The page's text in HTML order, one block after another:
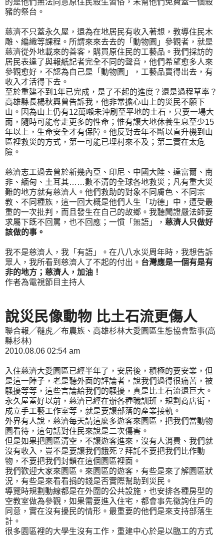
的是他們無法同意原住民殺生習俗，未幫他們免費蓋一個殺
豬的祭台。
慈濟不只蓋永久屋，還為在地居民有收入著想，教導住民木
雕、編織等課程。所謂來來去去的「動物園」參觀者，就是
慈濟從外地載來的善客，購買原住民的工藝品。我們採訪的
居民表達了與報紙記者完全不同的聲音，他們希望愈多人來
參觀愈好，不認為自己是「動物園」，工藝品賣得出去，有
收入才活得下去。
至於重建不到1年已完成，是了不起的進度？還是過程草率？
高雄縣長楊秋興曾告訴我，他非常擔心山上的災民不願下
山。因為山上仍有12萬噸未沖刷至平地的土石，只要一場大
雨，隨時可能奪走更多的性命；惟有讓大地休養生息至少15
年以上，生命安全才有保障。他反對去年不斷以直升機到山
區裡救災的方式，第一可能已埋村來不及；第二實在太危
險。
慈濟志工過去曾於新幾內亞、印尼、中國大陸、達富爾、南
非、緬甸、土耳其……數不清的全球各地救災；凡有重大災
難的地方就有慈濟人。他們救助的對象不同膚色、不同宗
教、不同種族，這一回大概是他們人生「功德」中，遭受最
重的一次批判，而且發生在自己的故鄉。我聽聞證嚴法師要
求屬下既不回罵，也不回應；一慣「無語」， 慈濟人只做好
該做的事。
我不是慈濟人，我「有語」。在八八水災周年時，我想告訴
眾人，我所看到慈濟人了不起的付出。 台灣應是一個有是有
非的地方；慈濟人，加油！
作者為電視節目主持人
說災民像動物 比土石流更傷人
聯合報╱韃虎／布農族、高雄杉林大愛園區生態協會監事(高
縣杉林)
2010.08.06 02:54 am
入住慈濟大愛園區已經半年了，安居後，積極的要安業，但
是這一陣子，老是聽外面的評論者，說我們過得很痛苦，被
騷擾等等，這些言論給我們的騷擾，真是比土石流還巨大。
永久屋蓋好以前，慈濟已經在辦各種職訓班，規劃商店街，
成立手工藝工作室等，就是要讓部落的產業接軌。
外界有人說，慈濟每天請這麼多遊客來園區，把我們當動物
園看待，這句話對住民來說是二次傷害。
但是如果把園區清空，不讓遊客進來，沒有人消費、我們就
沒有收入，豈不是要讓我們餓死？拜託不要把我們比作動
物，不要把我們封鎖在這個園區裡面。
我們歡迎大家來園區。來園區的遊客，有些是來了解園區狀
況，有些是來看看捐的錢是否實際幫助到災民。
導覽時規劃動線都是在外圍的公共設施，也安排各種房型的
空教室做為參觀，如果需要進入住宅，都會事先徵詢住戶的
同意，實在沒有擾民的情形。最重要的他們是來支持部落生
計。
很多園區裡的大學生沒有工作，重建中心於是以臨工的方式